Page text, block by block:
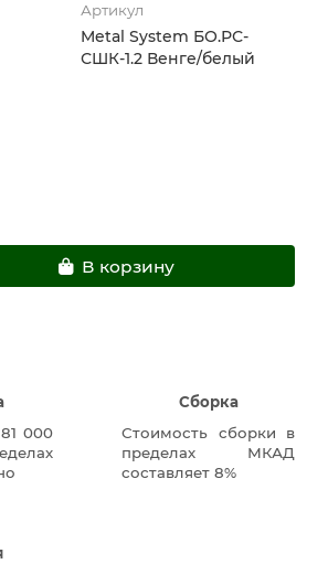
Артикул
Metal System БО.РС-
СШК-1.2 Венге/белый
В корзину
000
Сборка
Стоимость сборки в
пределах МКАД
составляет 8%